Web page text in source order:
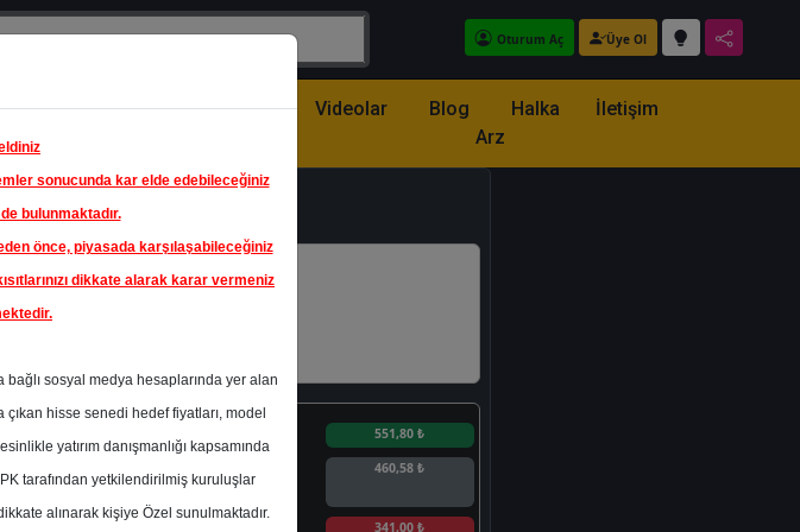
Oturum Aç Üye Ol
Raporlar Partnerlerimiz Videolar Blog
Halka
Arz
İletişim
En Yüksek Tahmin 551,80 ₺
Ortalama Fiyat
Tahmini
460,58 ₺
341,00 ₺
sonucunda kar elde edebileceğiniz
bulunmaktadır.
önce, piyasada karşılaşabileceğiniz
dikkate alarak karar vermeniz
sosyal medya hesaplarında yer alan
hisse senedi hedef fiyatları, model
yatırım danışmanlığı kapsamında
tarafından yetkilendirilmiş kuruluşlar
alınarak kişiye Özel sunulmaktadır.